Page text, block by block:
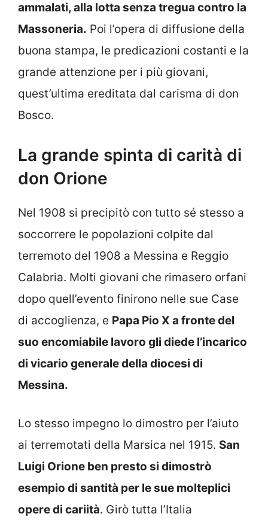
ammalati, alla lotta senza tregua contro la
Massoneria. Poi l’opera di diffusione della
buona stampa, le predicazioni costanti e la
grande attenzione per i più giovani,
quest’ultima ereditata dal carisma di don
Bosco.
La grande spinta di carità di
don Orione
Nel 1908 si precipitò con tutto sé stesso a
soccorrere le popolazioni colpite dal
terremoto del 1908 a Messina e Reggio
Calabria. Molti giovani che rimasero orfani
dopo quell’evento finirono nelle sue Case
di accoglienza, e Papa Pio X a fronte del
suo encomiabile lavoro gli diede l’incarico
di vicario generale della diocesi di
Messina.
Lo stesso impegno lo dimostro per l’aiuto
ai terremotati della Marsica nel 1915. San
Luigi Orione ben presto si dimostrò
esempio di santità per le sue molteplici
opere di cariità. Girò tutta l’Italia